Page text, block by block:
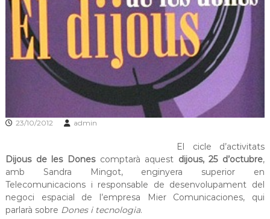
s
L
o
a
t
m
a
ó
d
E
p
l
e
s
d
e
L
l
23/10/2012 admin
El cicle d’activitats
Dijous de les Donescomptarà aquest dijous, 25 d’octubre,
amb Sandra Mingot, enginyera superior en
Telecomunicacions i responsable de desenvolupament del
negoci espacial de l’empresa Mier Comunicaciones, qui
parlarà sobre Dones i tecnologia.